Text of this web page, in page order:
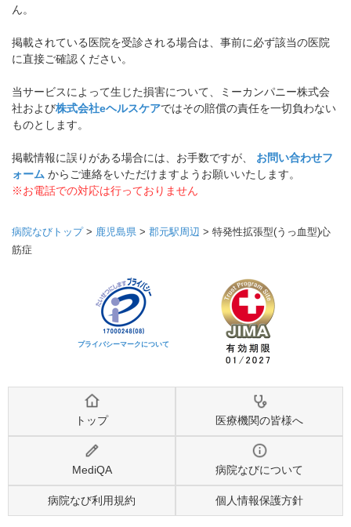
ん。
掲載されている医院を受診される場合は、事前に必ず該当の医院
に直接ご確認ください。
当サービスによって生じた損害について、ミーカンパニー株式会
社および株式会社eヘルスケアではその賠償の責任を一切負わない
ものとします。
掲載情報に誤りがある場合には、お手数ですが、 お問い合わせフ
ォーム からご連絡をいただけますようお願いいたします。
※お電話での対応は行っておりません
病院なびトップ> 鹿児島県 > 郡元駅周辺 > 特発性拡張型(うっ血型)心
筋症
プライバシーマークについて
トップ 医療機関の皆様へ
MediQA 病院なびについて
病院なび利用規約 個人情報保護方針